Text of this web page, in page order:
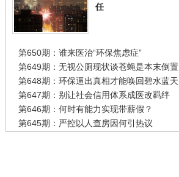
任
第650期：谁来医治“环保焦虑症”
第649期：无视公厕现状谈苍蝇是本末倒置
第648期：环保逼出真相才能唤回碧水蓝天
第647期：别让社会信用体系成医改羁绊
第646期：何时有能力实现带薪假？
第645期：严控以人查房因何引热议